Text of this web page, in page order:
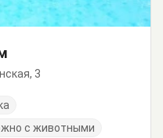
3
с животными